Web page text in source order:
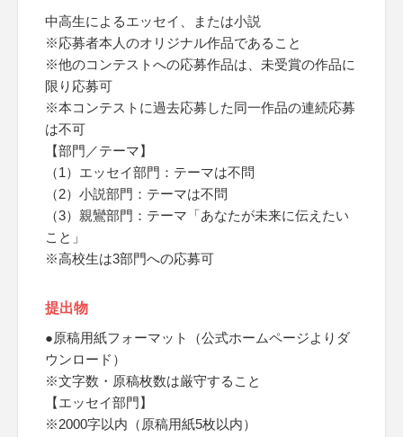
中高生によるエッセイ、または小説
※応募者本人のオリジナル作品であること
※他のコンテストへの応募作品は、未受賞の作品に
限り応募可
※本コンテストに過去応募した同一作品の連続応募
は不可
【部門／テーマ】
（1）エッセイ部門：テーマは不問
（2）小説部門：テーマは不問
（3）親鸞部門：テーマ「あなたが未来に伝えたい
こと」
※高校生は3部門への応募可
提出物
●原稿用紙フォーマット（公式ホームページよりダ
ウンロード）
※文字数・原稿枚数は厳守すること
【エッセイ部門】
※2000字以内（原稿用紙5枚以内）